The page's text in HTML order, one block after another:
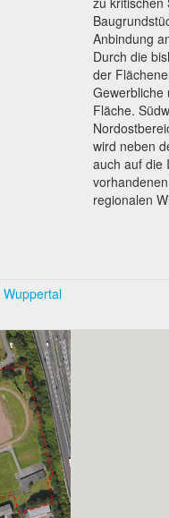
Anbindung
Durch die
der
Gewerbliche
Fläche.
wird neben
auch auf die
regionalen